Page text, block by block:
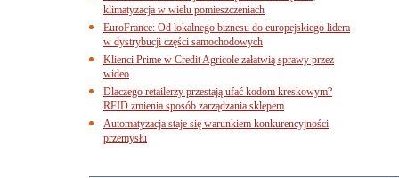
klimatyzacja w wielu pomieszczeniach
EuroFrance: Od lokalnego biznesu do europejskiego lidera
w dystrybucji części samochodowych
Klienci Prime w Credit Agricole załatwią sprawy przez
wideo
Dlaczego retailerzy przestają ufać kodom kreskowym?
RFID zmienia sposób zarządzania sklepem
Automatyzacja staje się warunkiem konkurencyjności
przemysłu